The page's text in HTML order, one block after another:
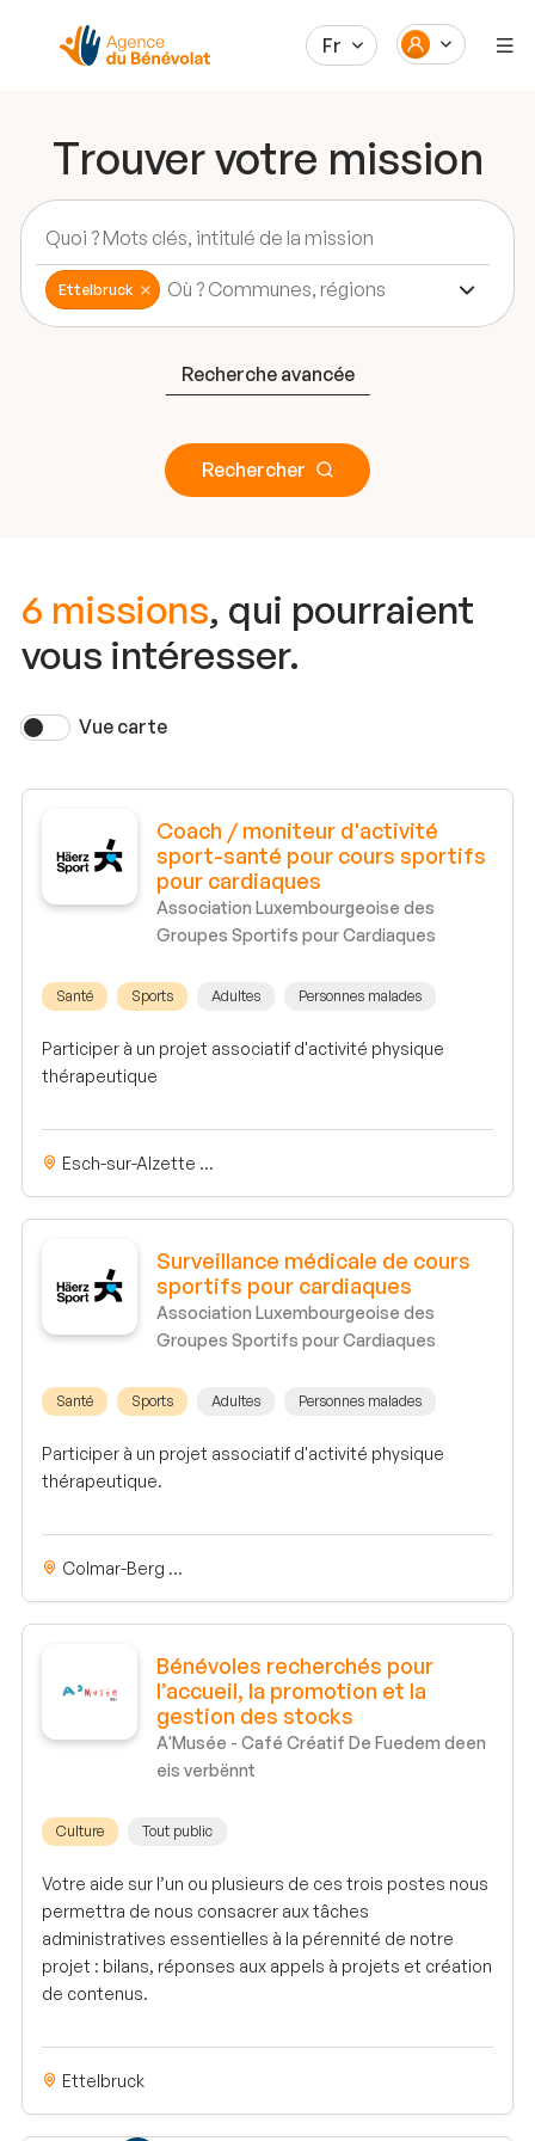
Fr
Trouver votre mission
Ettelbruck
Recherche avancée
Rechercher
6 missions, qui pourraient
vous intéresser.
Vue carte
Coach / moniteur d'activité
sport-santé pour cours sportifs
pour cardiaques
Association Luxembourgeoise des
Groupes Sportifs pour Cardiaques
Santé Sports Adultes Personnes malades
Participer à un projet associatif d'activité physique
thérapeutique
Esch-sur-Alzette ...
Surveillance médicale de cours
sportifs pour cardiaques
Association Luxembourgeoise des
Groupes Sportifs pour Cardiaques
Santé Sports Adultes Personnes malades
Participer à un projet associatif d'activité physique
thérapeutique.
Colmar-Berg ...
Bénévoles recherchés pour
l’accueil, la promotion et la
gestion des stocks
A'Musée - Café Créatif De Fuedem deen
eis verbënnt
Culture Tout public
Votre aide sur l’un ou plusieurs de ces trois postes nous
permettra de nous consacrer aux tâches
administratives essentielles à la pérennité de notre
projet : bilans, réponses aux appels à projets et création
de contenus.
Ettelbruck